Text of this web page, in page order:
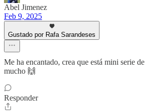
Abel Jimenez
Feb 9, 2025
Gustado por Rafa Sarandeses
Me ha encantado, crea que está mini serie
mucho 🙌
Responder